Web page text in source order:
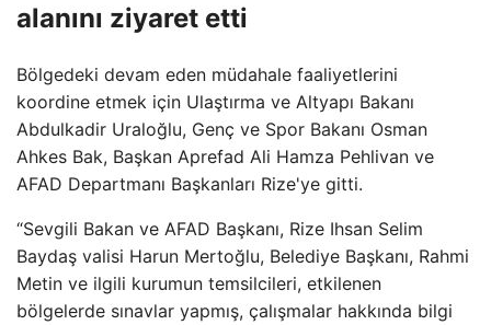
alanını ziyaret etti
Bölgedeki devam eden müdahale faaliyetlerini
koordine etmek için Ulaştırma ve Altyapı Bakanı
Abdulkadir Uraloğlu, Genç ve Spor Bakanı Osman
Ahkes Bak, Başkan Aprefad Ali Hamza Pehlivan ve
AFAD Departmanı Başkanları Rize'ye gitti.
“Sevgili Bakan ve AFAD Başkanı, Rize Ihsan Selim
Baydaş valisi Harun Mertoğlu, Belediye Başkanı, Rahmi
Metin ve ilgili kurumun temsilcileri, etkilenen
bölgelerde sınavlar yapmış, çalışmalar hakkında bilgi